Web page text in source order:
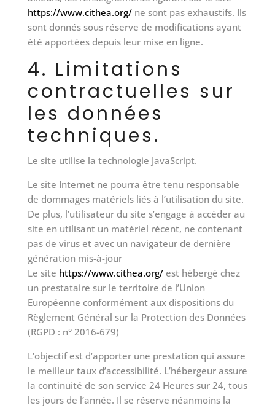
https://www.cithea.org/ne sont pas exhaustifs. Ils
sont donnés sous réserve de modifications ayant
été apportées depuis leur mise en ligne.
4. Limitations
contractuelles sur
les données
techniques.
Le site utilise la technologie JavaScript.
Le site Internet ne pourra être tenu responsable
de dommages matériels liés à l’utilisation du site.
De plus, l’utilisateur du site s’engage à accéder au
site en utilisant un matériel récent, ne contenant
pas de virus et avec un navigateur de dernière
génération mis-à-jour
Le site https://www.cithea.org/est hébergé chez
un prestataire sur le territoire de l’Union
Européenne conformément aux dispositions du
Règlement Général sur la Protection des Données
(RGPD : n° 2016-679)
L’objectif est d’apporter une prestation qui assure
le meilleur taux d’accessibilité. L’hébergeur assure
la continuité de son service 24 Heures sur 24, tous
les jours de l’année. Il se réserve néanmoins la